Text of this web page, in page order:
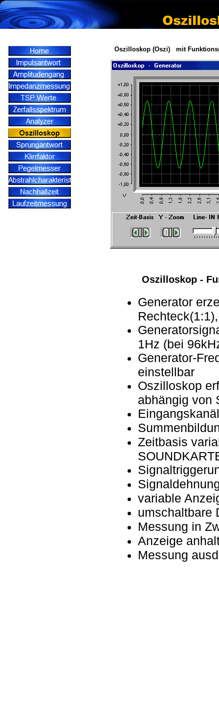
Oszilloskop (Oszi) mit
Oszilloskop -
Generator
1Hz (bei
Generator-
einstellbar
Oszilloskop
abhängig von
Zeitbasis
variable
umschaltbare
Messung in
Anzeige
Messung